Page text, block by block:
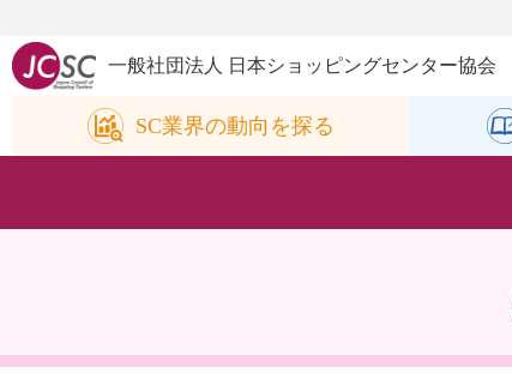
一般社団法人 日本ショッピングセンター協会
SC業界の動向を探る